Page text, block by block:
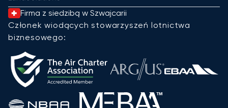
Firma z siedzibą w Szwajcarii
Członek wiodących stowarzyszeń lotnictwa
biznesowego: